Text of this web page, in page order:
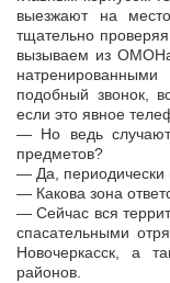
выезжают на
тщательно
вызываем из
натренированными
подобный звонок,
если это явное
— Но ведь
предметов?
— Да, периодически
— Какова зона
— Сейчас вся
спасательными
Новочеркасск, а
районов.